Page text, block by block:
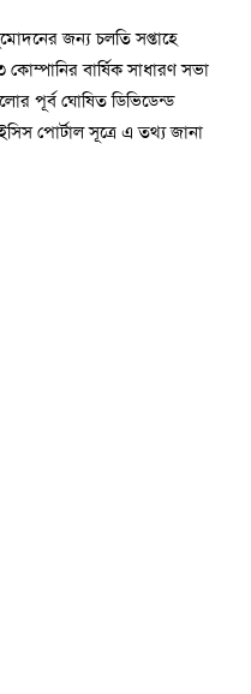
জন্য চলতি সপ্তাহে
বার্ষিক সাধারণ সভা
পূর্ব ঘোষিত ডিভিডেন্ড
পোর্টাল সূত্রে এ তথ্য জানা